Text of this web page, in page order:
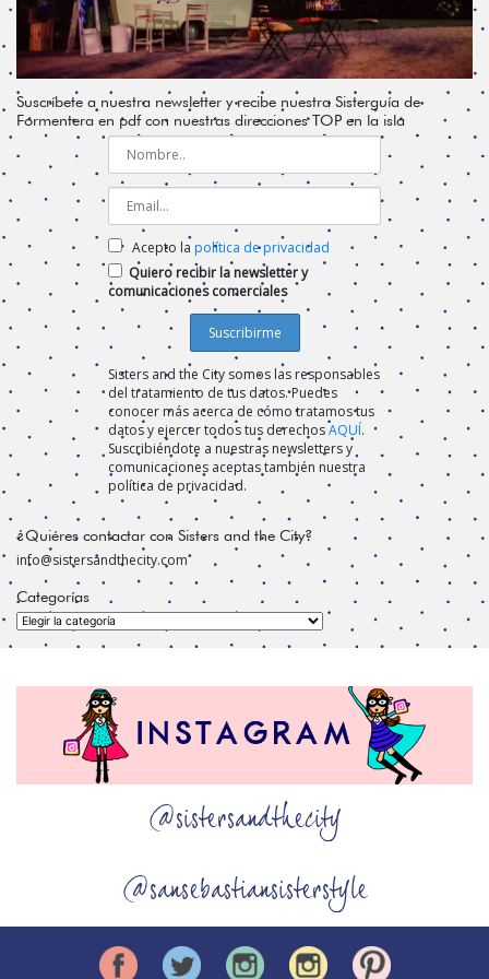
Suscríbete a nuestra newsletter y recibe nuestra Sisterguía de
Formentera en pdf con nuestras direcciones TOP en la isla
Acepto la política de privacidad
Quiero recibir la newsletter y
comunicaciones comerciales
Sisters and the City somos las responsables
del tratamiento de tus datos. Puedes
conocer más acerca de cómo tratamos tus
datos y ejercer todos tus derechosAQUÍ.
Suscribiéndote a nuestras newsletters y
comunicaciones aceptas también nuestra
política de privacidad.
¿Quiéres contactar con Sisters and the City?
info@sistersandthecity.com
Categorías
Categorías
@sistersandthecity
@sansebastiansisterstyle